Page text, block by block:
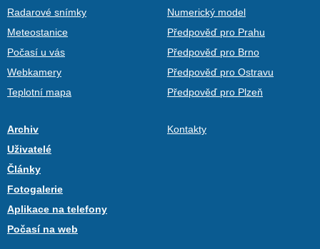
Radarové snímky
Meteostanice
Počasí u vás
Webkamery
Teplotní mapa
Numerický model
Předpověď pro Prahu
Předpověď pro Brno
Předpověď pro Ostravu
Předpověď pro Plzeň
Archiv
Uživatelé
Články
Fotogalerie
Aplikace na telefony
Počasí na web
Kontakty